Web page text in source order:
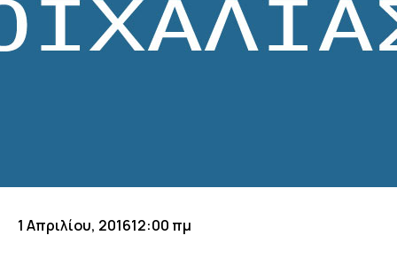
1 Απριλίου, 201612:00 πμ